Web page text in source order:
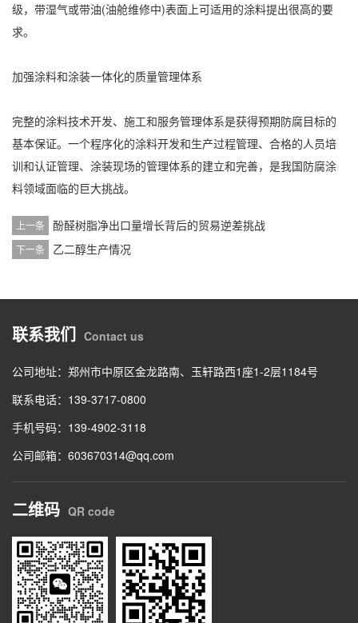
级，带湿气或带油(油舱维修中)表面上可适用的涂料提出很高的要
求。
加强涂料和涂装一体化的质量管理体系
完整的涂料技术开发、施工和服务管理体系是获得预期防腐目标的
基本保证。一个程序化的涂料开发和生产过程管理、合格的人员培
训和认证管理、涂装现场的管理体系的建立和完善，是我国防腐涂
料领域面临的巨大挑战。
上一条 酚醛树脂净出口量增长背后的贸易逆差挑战
下一条 乙二醇生产情况
联系我们 Contact us
公司地址：郑州市中原区金龙路南、玉轩路西1座1-2层1184号
联系电话：139-3717-0800
手机号码：139-4902-3118
公司邮箱：603670314@qq.com
二维码 QR code